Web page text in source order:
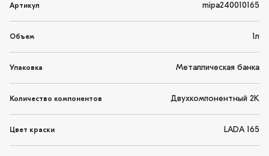
Артикул mipa240010165
Объем 1л
Упаковка Металлическая банка
Количество компонентов Двухкомпонентный 2K
Цвет краски LADA 165